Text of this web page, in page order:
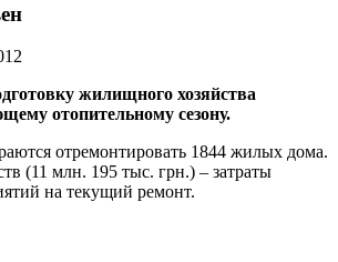
жилищного хозяйства
отопительному сезону.
отремонтировать 1844 жилых дома.
(11 млн. 195 тыс. грн.) – затраты
на текущий ремонт.